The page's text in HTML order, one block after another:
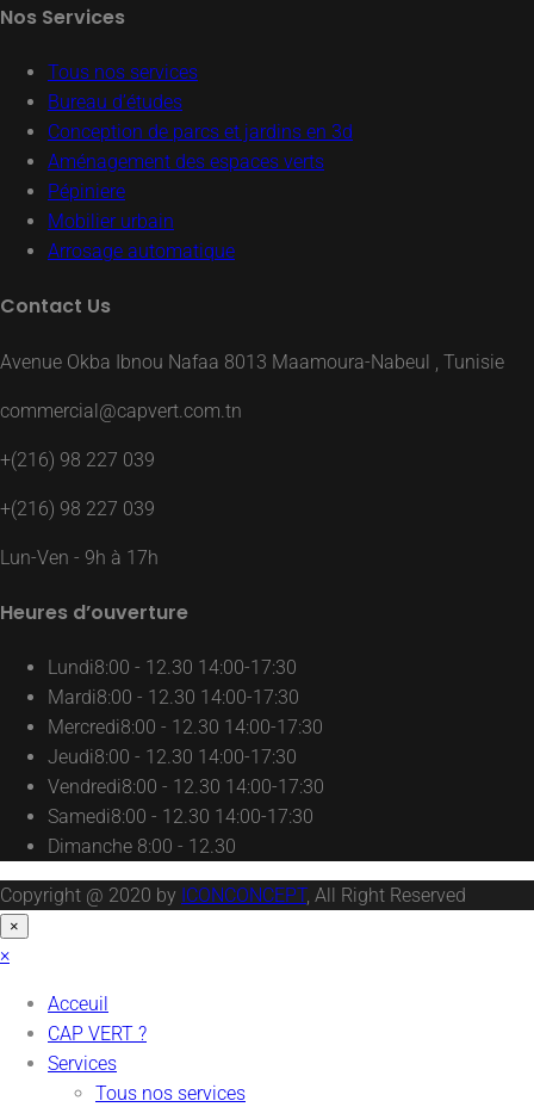
Nos Services
Tous nos services
Bureau d’études
Conception de parcs et jardins en 3d
Aménagement des espaces verts
Pépiniere
Mobilier urbain
Arrosage automatique
Contact Us
Avenue Okba Ibnou Nafaa 8013 Maamoura-Nabeul , Tunisie
commercial@capvert.com.tn
+(216) 98 227 039
+(216) 98 227 039
Lun-Ven - 9h à 17h
Heures d’ouverture
Lundi8:00 - 12.30 14:00-17:30
Mardi8:00 - 12.30 14:00-17:30
Mercredi8:00 - 12.30 14:00-17:30
Jeudi8:00 - 12.30 14:00-17:30
Vendredi8:00 - 12.30 14:00-17:30
Samedi8:00 - 12.30 14:00-17:30
Dimanche 8:00 - 12.30
Copyright @ 2020 by ICONCONCEPT, All Right Reserved
×
×
Acceuil
CAP VERT ?
Services
Tous nos services